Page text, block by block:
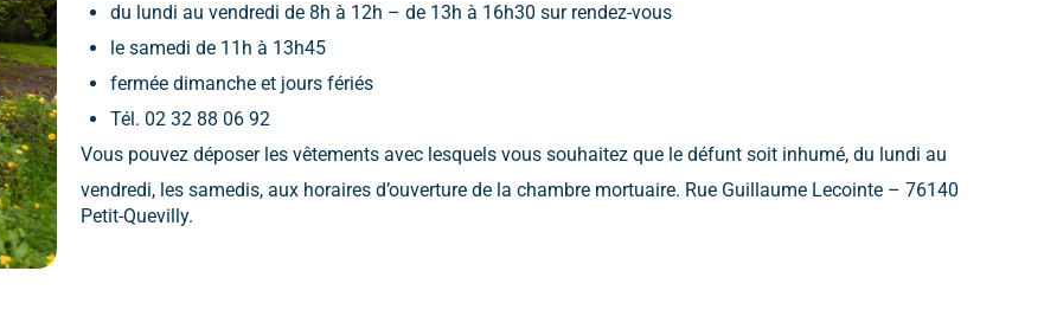
du lundi au vendredi de 8h à 12h – de 13h à 16h30 sur rendez-vous
le samedi de 11h à 13h45
fermée dimanche et jours fériés
Tél. 02 32 88 06 92
Vous pouvez déposer les vêtements avec lesquels vous souhaitez que le défunt soit inhumé, du lundi au
vendredi, les samedis, aux horaires d’ouverture de la chambre mortuaire. Rue Guillaume Lecointe – 76140
Petit-Quevilly.